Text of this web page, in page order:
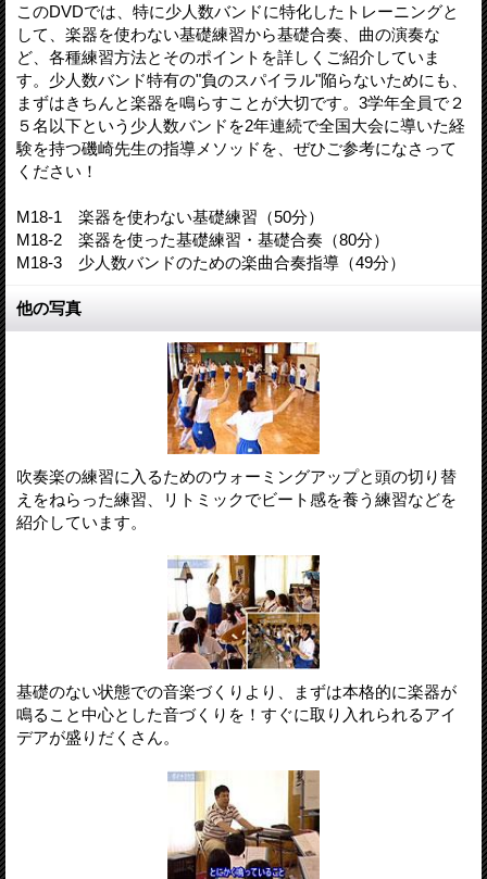
このDVDでは、特に少人数バンドに特化したトレーニングと
して、楽器を使わない基礎練習から基礎合奏、曲の演奏な
ど、各種練習方法とそのポイントを詳しくご紹介していま
す。少人数バンド特有の"負のスパイラル"陥らないためにも、
まずはきちんと楽器を鳴らすことが大切です。3学年全員で２
５名以下という少人数バンドを2年連続で全国大会に導いた経
験を持つ磯崎先生の指導メソッドを、ぜひご参考になさって
ください！
M18-1 楽器を使わない基礎練習（50分）
M18-2 楽器を使った基礎練習・基礎合奏（80分）
M18-3 少人数バンドのための楽曲合奏指導（49分）
他の写真
吹奏楽の練習に入るためのウォーミングアップと頭の切り替
えをねらった練習、リトミックでビート感を養う練習などを
紹介しています。
基礎のない状態での音楽づくりより、まずは本格的に楽器が
鳴ること中心とした音づくりを！すぐに取り入れられるアイ
デアが盛りだくさん。